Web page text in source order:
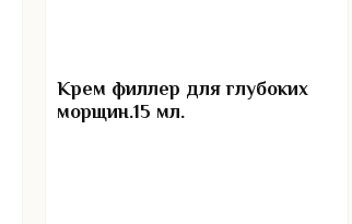
Крем филлер для глубоких
морщин.15 мл.